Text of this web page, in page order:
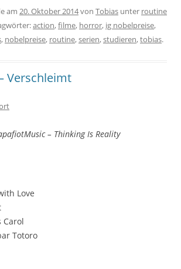
am 20. Oktober 2014von Tobias unter routine
action,filme, horror, ig nobelpreise,
, nobelpreise, routine,serien,studieren,tobias.
Verschleimt
– Thinking Is Reality
Love
Carol
Totoro